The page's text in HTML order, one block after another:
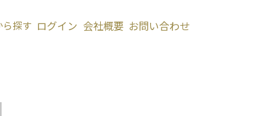
ら探す ログイン 会社概要 お問い合わせ